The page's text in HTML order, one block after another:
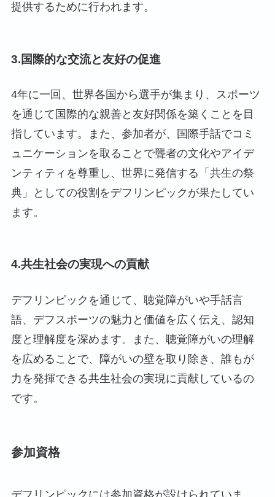
提供するために行われます。
3.国際的な交流と友好の促進
4年に一回、世界各国から選手が集まり、スポーツ
を通じて国際的な親善と友好関係を築くことを目
指しています。また、参加者が、国際手話でコミ
ュニケーションを取ることで聾者の文化やアイデ
ンティティを尊重し、世界に発信する「共生の祭
典」としての役割をデフリンピックが果たしてい
ます。
4.共生社会の実現への貢献
デフリンピックを通じて、聴覚障がいや手話言
語、デフスポーツの魅力と価値を広く伝え、認知
度と理解度を深めます。また、聴覚障がいの理解
を広めることで、障がいの壁を取り除き、誰もが
力を発揮できる共生社会の実現に貢献しているの
です。
参加資格